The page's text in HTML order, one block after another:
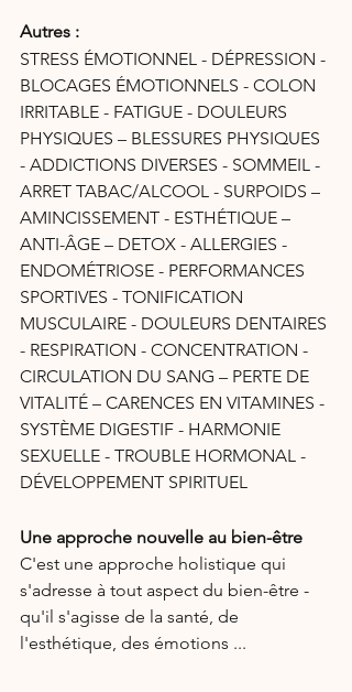
Autres :
STRESS ÉMOTIONNEL - DÉPRESSION -
BLOCAGES ÉMOTIONNELS - COLON
IRRITABLE - FATIGUE - DOULEURS
PHYSIQUES – BLESSURES PHYSIQUES
- ADDICTIONS DIVERSES - SOMMEIL -
ARRET TABAC/ALCOOL - SURPOIDS –
AMINCISSEMENT - ESTHÉTIQUE –
ANTI-ÂGE – DETOX - ALLERGIES -
ENDOMÉTRIOSE - PERFORMANCES
SPORTIVES - TONIFICATION
MUSCULAIRE - DOULEURS DENTAIRES
- RESPIRATION - CONCENTRATION -
CIRCULATION DU SANG – PERTE DE
VITALITÉ – CARENCES EN VITAMINES -
SYSTÈME DIGESTIF - HARMONIE
SEXUELLE - TROUBLE HORMONAL -
DÉVELOPPEMENT SPIRITUEL
Une approche nouvelle au bien-être
C'est une approche holistique qui
s'adresse à tout aspect du bien-être -
qu'il s'agisse de la santé, de
l'esthétique, des émotions ...